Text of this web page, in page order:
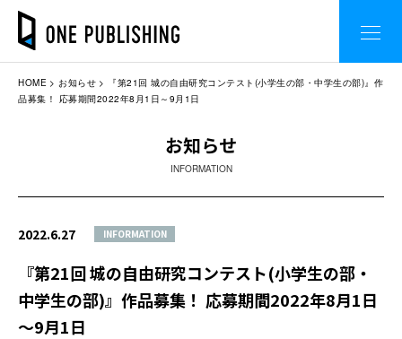
HOME お知らせ
『第21回 城の自由研究コンテスト(小学生の部・中学生の部)』作
品募集！ 応募期間2022年8月1日～9月1日
お知らせ
INFORMATION
2022.6.27 INFORMATION
『第21回 城の自由研究コンテスト(小学生の部・
中学生の部)』作品募集！ 応募期間2022年8月1日
～9月1日